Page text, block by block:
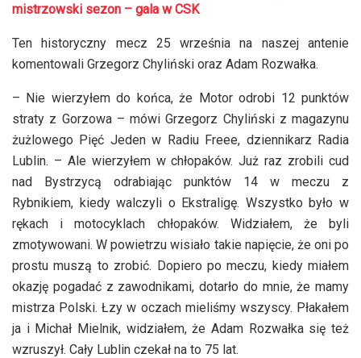
mistrzowski sezon – gala w CSK
Ten historyczny mecz 25 września na naszej antenie
komentowali Grzegorz Chyliński oraz Adam Rozwałka.
– Nie wierzyłem do końca, że Motor odrobi 12 punktów
straty z Gorzowa – mówi Grzegorz Chyliński z magazynu
żużlowego Pięć Jeden w Radiu Freee, dziennikarz Radia
Lublin. – Ale wierzyłem w chłopaków. Już raz zrobili cud
nad Bystrzycą odrabiając punktów 14 w meczu z
Rybnikiem, kiedy walczyli o Ekstraligę. Wszystko było w
rękach i motocyklach chłopaków. Widziałem, że byli
zmotywowani. W powietrzu wisiało takie napięcie, że oni po
prostu muszą to zrobić. Dopiero po meczu, kiedy miałem
okazję pogadać z zawodnikami, dotarło do mnie, że mamy
mistrza Polski. Łzy w oczach mieliśmy wszyscy. Płakałem
ja i Michał Mielnik, widziałem, że Adam Rozwałka się też
wzruszył. Cały Lublin czekał na to 75 lat.